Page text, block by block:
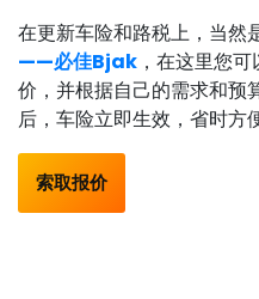
在更新车险和路税上，当然
——必佳Bjak ，在这里您
价，并根据自己的需求和预
后，车险立即生效，省时方
索取报价